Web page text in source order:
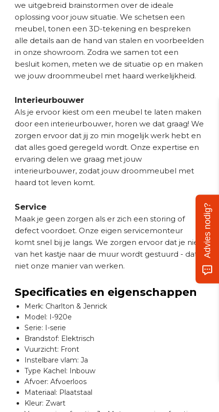
we uitgebreid brainstormen over de ideale
oplossing voor jouw situatie. We schetsen een
meubel, tonen een 3D-tekening en bespreken
alle details aan de hand van stalen en voorbeelden
in onze showroom. Zodra we samen tot een
besluit komen, meten we de situatie op en maken
we jouw droommeubel met haard werkelijkheid.
Interieurbouwer
Als je ervoor kiest om een meubel te laten maken
door een interieurbouwer, horen we dat graag! We
zorgen ervoor dat jij zo min mogelijk werk hebt en
dat alles goed geregeld wordt. Onze expertise en
ervaring delen we graag met jouw
interieurbouwer, zodat jouw droommeubel met
haard tot leven komt.
Service
Maak je geen zorgen als er zich een storing of
defect voordoet. Onze eigen servicemonteur
komt snel bij je langs. We zorgen ervoor dat je niet
van het kastje naar de muur wordt gestuurd - dat is
niet onze manier van werken.
Specificaties en eigenschappen
Merk: Charlton & Jenrick
Model: I-920e
Serie: I-serie
Brandstof: Elektrisch
Vuurzicht: Front
Instelbare vlam: Ja
Type Kachel: Inbouw
Afvoer: Afvoerloos
Materiaal: Plaatstaal
Kleur: Zwart
Advies nodig?